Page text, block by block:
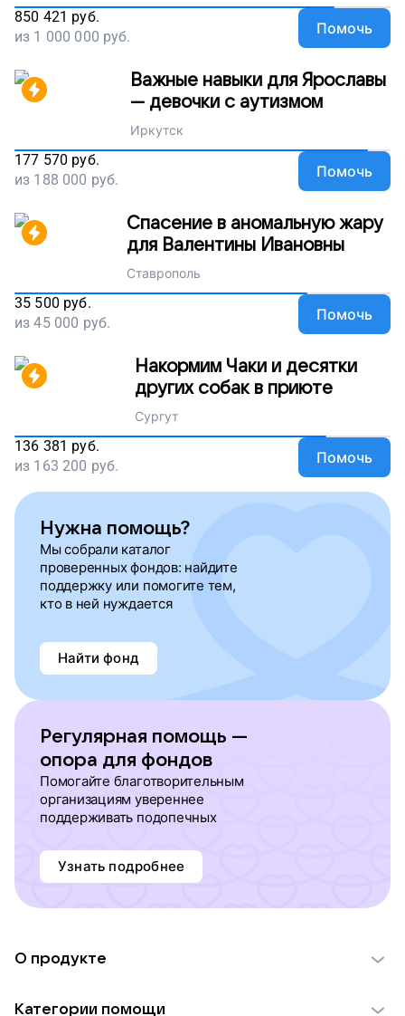
850 421 руб.
из 1 000 000 руб. Помочь
Важные навыки для Ярославы
— девочки с аутизмом
Иркутск
177 570 руб.
из 188 000 руб. Помочь
Спасение в аномальную жару
для Валентины Ивановны
Ставрополь
35 500 руб.
из45 000 руб. Помочь
Накормим Чаки и десятки
других собак в приюте
Сургут
136 381 руб.
из 163 200 руб. Помочь
Нужна помощь?
Мы собрали каталог
проверенных фондов: найдите
поддержку или помогите тем,
кто в ней нуждается
Найти фонд
Регулярная помощь —
опора для фондов
Помогайте благотворительным
организациям увереннее
поддерживать подопечных
Узнать подробнее
О продукте
Категории помощи